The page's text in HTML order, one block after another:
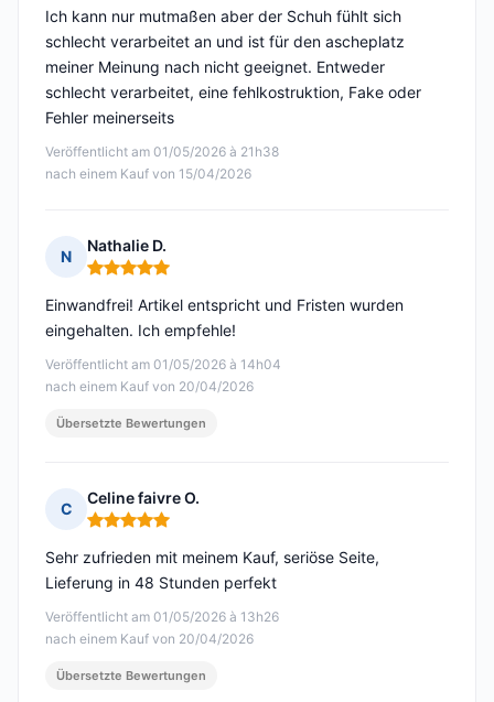
Veröffentlicht am 01/05/2026 à 21h38
nach einem Kauf von 15/04/2026
Ich kann nur mutmaßen aber der Schuh fühlt sich
schlecht verarbeitet an und ist für den ascheplatz
meiner Meinung nach nicht geeignet. Entweder
schlecht verarbeitet, eine fehlkostruktion, Fake oder
Fehler meinerseits
N
Nathalie D.
Hinweis: 5 von 5
Veröffentlicht am 01/05/2026 à 14h04
nach einem Kauf von 20/04/2026
Einwandfrei! Artikel entspricht und Fristen wurden
eingehalten. Ich empfehle!
Übersetzte Bewertungen
C
Celine faivre O.
Hinweis: 5 von 5
Veröffentlicht am 01/05/2026 à 13h26
nach einem Kauf von 20/04/2026
Sehr zufrieden mit meinem Kauf, seriöse Seite,
Lieferung in 48 Stunden perfekt
Übersetzte Bewertungen